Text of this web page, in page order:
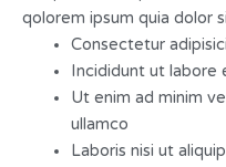
qolorem ipsum quia dolor
Consectetur
Incididunt ut labore
Ut enim ad minim
ullamco
Laboris nisi ut